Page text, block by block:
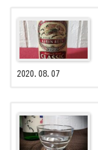
2020.08.07